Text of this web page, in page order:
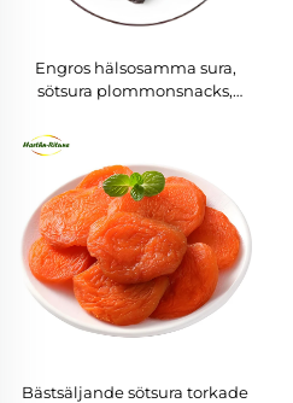
Engros hälsosamma sura,
sötsura plommonsnacks,
Bästsäljande sötsura torkade